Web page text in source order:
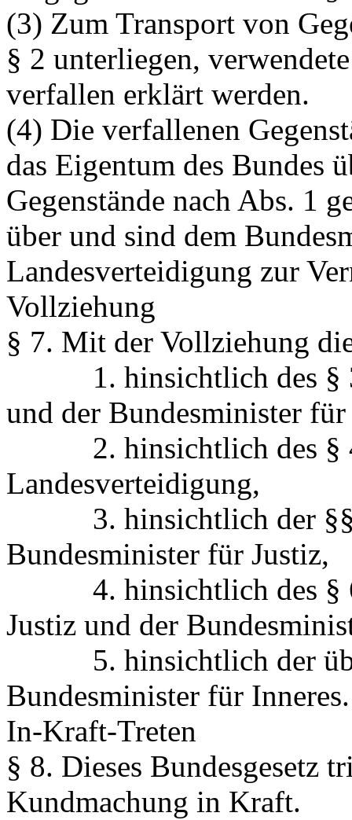
(3) Zum Transport von
§ 2 unterliegen,
verfallen erklärt werden.
(4) Die verfallenen
das Eigentum des Bundes
Gegenstände nach Abs. 1
über und sind dem
Landesverteidigung zur
Vollziehung
§ 7. Mit der Vollziehung
1. hinsichtlich des § 3
und der Bundesminister
2. hinsichtlich des § 4
Landesverteidigung,
3. hinsichtlich der §§
Bundesminister für Justiz,
4. hinsichtlich des § 6
Justiz und der
5. hinsichtlich der
Bundesminister für Inneres.
In-Kraft-Treten
§ 8. Dieses Bundesgesetz
Kundmachung in Kraft.